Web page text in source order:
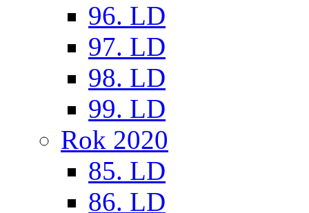
96. LD
97. LD
98. LD
99. LD
Rok 2020
85. LD
86. LD